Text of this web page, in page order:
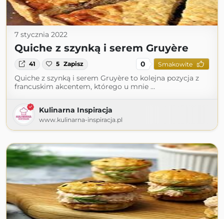
7 stycznia 2022
Quiche z szynką i serem Gruyère
41 5 Zapisz 0 Smakowite
Quiche z szynką i serem Gruyère to kolejna pozycja z
francuskim akcentem, którego u mnie …
Kulinarna Inspiracja
www.kulinarna-inspiracja.pl